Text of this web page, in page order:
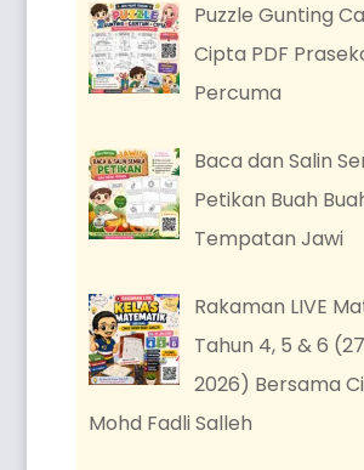
Puzzle Gunting
Cipta PDF
Percuma
Baca dan Salin
Petikan Buah
Tempatan Jawi
Rakaman LIVE
Tahun 4, 5 & 6
2026) Bersama
Mohd Fadli Salleh